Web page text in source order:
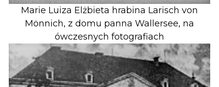
Marie Luiza Elżbieta hrabina Larisch von
Mönnich, z domu panna Wallersee, na
ówczesnych fotografiach